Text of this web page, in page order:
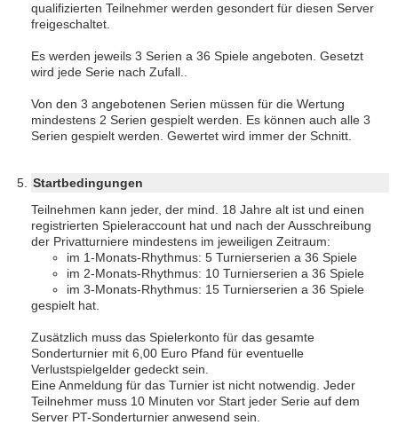
qualifizierten Teilnehmer werden gesondert für diesen Server
freigeschaltet.
Es werden jeweils 3 Serien a 36 Spiele angeboten. Gesetzt
wird jede Serie nach Zufall..
Von den 3 angebotenen Serien müssen für die Wertung
mindestens 2 Serien gespielt werden. Es können auch alle 3
Serien gespielt werden. Gewertet wird immer der Schnitt.
Startbedingungen
Teilnehmen kann jeder, der mind. 18 Jahre alt ist und einen
registrierten Spieleraccount hat und nach der Ausschreibung
der Privatturniere mindestens im jeweiligen Zeitraum:
im 1-Monats-Rhythmus: 5 Turnierserien a 36 Spiele
im 2-Monats-Rhythmus: 10 Turnierserien a 36 Spiele
im 3-Monats-Rhythmus: 15 Turnierserien a 36 Spiele
gespielt hat.
Zusätzlich muss das Spielerkonto für das gesamte
Sonderturnier mit 6,00 Euro Pfand für eventuelle
Verlustspielgelder gedeckt sein.
Eine Anmeldung für das Turnier ist nicht notwendig. Jeder
Teilnehmer muss 10 Minuten vor Start jeder Serie auf dem
Server PT-Sonderturnier anwesend sein.